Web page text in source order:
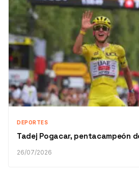
DEPORTES
Tadej Pogacar, pentacampeón
26/07/2026